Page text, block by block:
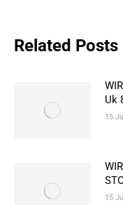
Related Posts
Uk
15
15